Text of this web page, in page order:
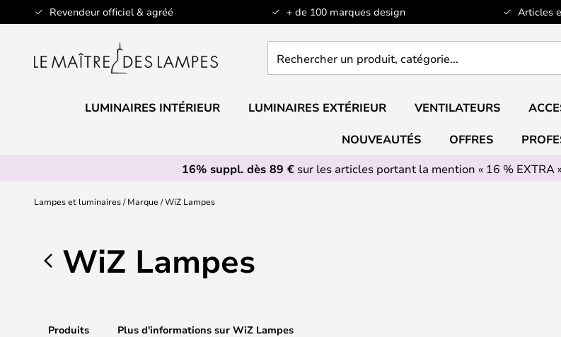
Revendeur officiel & agréé + de 100 marques design Articles
Allez
au
un
catégorie...
LUMINAIRES INTÉRIEUR LUMINAIRES EXTÉRIEUR VENTILATEURS
NOUVEAUTÉS OFFRES
16% suppl. dès 89 €sur les articles portant la mention « 16 % EXTRA
Lampes et luminaires Marque WiZ Lampes
WiZ Lampes
Produits Plus d'informations sur WiZ Lampes